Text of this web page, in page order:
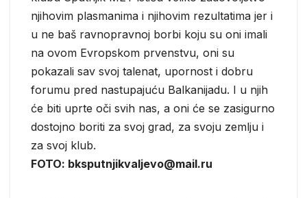
njihovim plasmanima i njihovim rezultatima jer i
u ne baš ravnopravnoj borbi koju su oni imali
na ovom Evropskom prvenstvu, oni su
pokazali sav svoj talenat, upornost i dobru
forumu pred nastupajuću Balkanijadu. I u njih
će biti uprte oči svih nas, a oni će se zasigurno
dostojno boriti za svoj grad, za svoju zemlju i
za svoj klub.
FOTO: bksputnjikvaljevo@mail.ru